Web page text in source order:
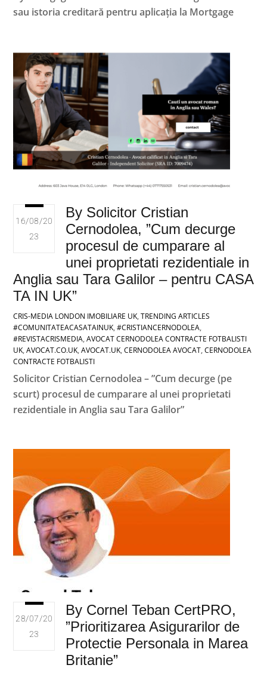
sau istoria creditară pentru aplicația la Mortgage
16/08/20
23
By Solicitor Cristian
Cernodolea, ”Cum decurge
procesul de cumparare al
unei proprietati rezidentiale in
Anglia sau Tara Galilor – pentru CASA
TA IN UK”
CRIS-MEDIA LONDON IMOBILIARE UK,TRENDING ARTICLES
#COMUNITATEACASATAINUK,#CRISTIANCERNODOLEA,
#REVISTACRISMEDIA,AVOCAT CERNODOLEA CONTRACTE FOTBALISTI
UK,AVOCAT.CO.UK,AVOCAT.UK,CERNODOLEA AVOCAT,CERNODOLEA
CONTRACTE FOTBALISTI
Solicitor Cristian Cernodolea – ”Cum decurge (pe
scurt) procesul de cumparare al unei proprietati
rezidentiale in Anglia sau Tara Galilor”
28/07/20
23
By Cornel Teban CertPRO,
”Prioritizarea Asigurarilor de
Protectie Personala in Marea
Britanie”